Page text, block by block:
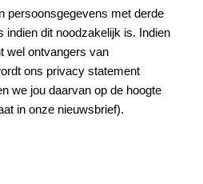
persoonsgegevens met derde
indien dit noodzakelijk is. Indien
wel ontvangers van
ons privacy statement
we jou daarvan op de hoogte
in onze nieuwsbrief).